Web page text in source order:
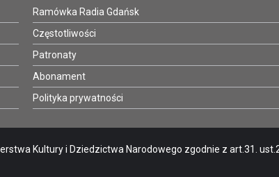
Ramówka Radia Gdańsk
Częstotliwości
Patronaty
Abonament
Polityka prywatności
Kultury i Dziedzictwa Narodowego zgodnie z art.31.